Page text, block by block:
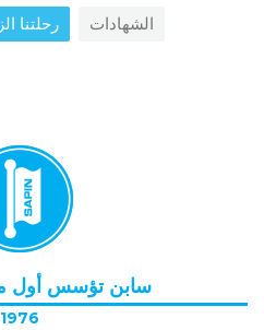
رحلتنا الشهادات
سابن تؤسس أول
1976